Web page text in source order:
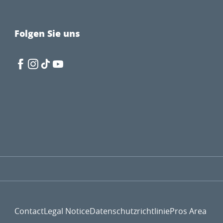
Folgen Sie uns
ContactLegal NoticeDatenschutzrichtliniePros Area